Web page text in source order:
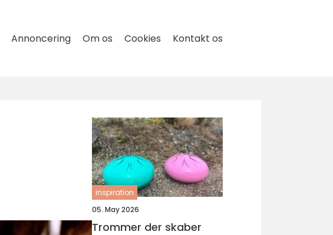
Annoncering Om os Cookies Kontakt os
inspiration
05. May 2026
Trommer der skaber